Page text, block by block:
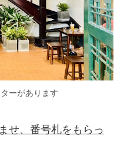
ーがあります
せ、番号札をもらっ